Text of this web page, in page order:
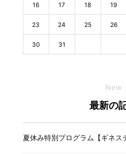
16 17 18 19
23 24 25 26
30 31
New
最新の
夏休み特別プログラム【ギネス